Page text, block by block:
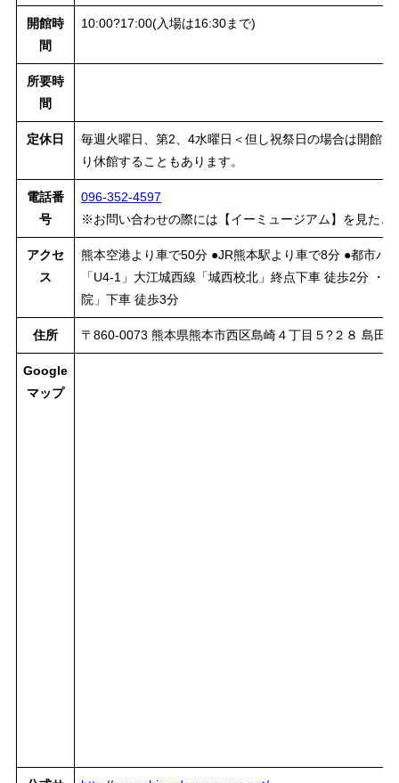
開館時
間
10:00?17:00(入場は16:30まで)
所要時
間
定休日
毎週火曜日、第2、4水曜日＜但し祝祭日の場合は開館
り休館することもあります。
電話番
号
096-352-4597
※お問い合わせの際には【イーミュージアム】を見たと
アクセ
ス
熊本空港より車で50分 ●JR熊本駅より車で8分 ●都市バ
「U4-1」大江城西線「城西校北」終点下車 徒歩2分 ・
院」下車 徒歩3分
住所 〒860-0073 熊本県熊本市西区島崎４丁目５?２８ 島田
Google
マップ